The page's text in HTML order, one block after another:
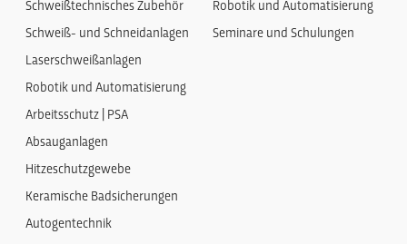
Schweißtechnisches Zubehör
Schweiß- und Schneidanlagen
Laserschweißanlagen
Robotik und Automatisierung
Arbeitsschutz | PSA
Absauganlagen
Hitzeschutzgewebe
Keramische Badsicherungen
Autogentechnik
Robotik und Automatisierung
Seminare und Schulungen